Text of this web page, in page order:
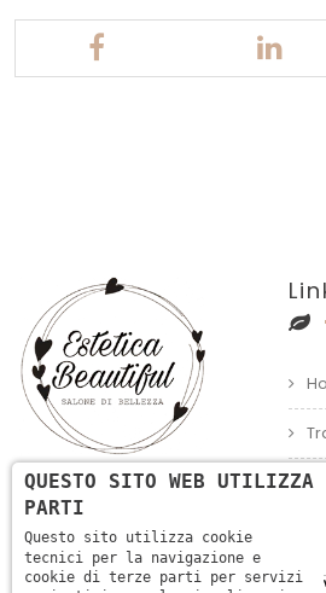
Per visualizzare la
QUESTO SITO WEB
PARTI
Questo sito utilizza cookie
tecnici per la navigazione e
cookie di terze parti per servizi